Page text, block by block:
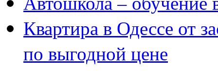
Квартира в Одессе от
по выгодной цене